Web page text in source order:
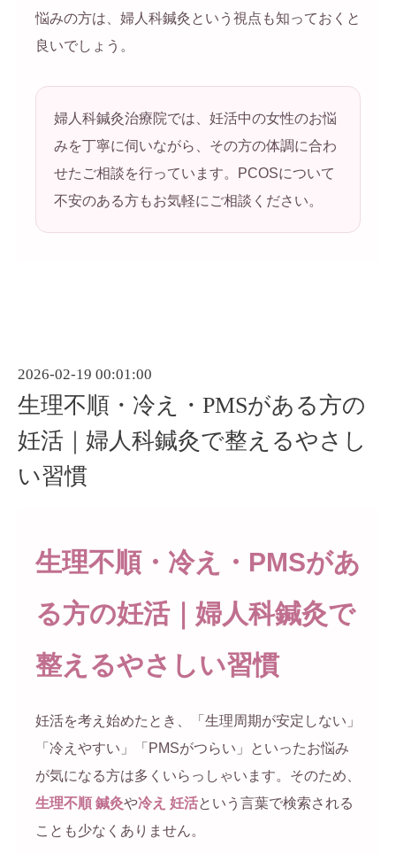
悩みの方は、婦人科鍼灸という視点も知っておくと
良いでしょう。
婦人科鍼灸治療院では、妊活中の女性のお悩
みを丁寧に伺いながら、その方の体調に合わ
せたご相談を行っています。PCOSについて
不安のある方もお気軽にご相談ください。
2026-02-19 00:01:00
生理不順・冷え・PMSがある方の
妊活｜婦人科鍼灸で整えるやさし
い習慣
生理不順・冷え・PMSがあ
る方の妊活｜婦人科鍼灸で
整えるやさしい習慣
妊活を考え始めたとき、「生理周期が安定しない」
「冷えやすい」「PMSがつらい」といったお悩み
が気になる方は多くいらっしゃいます。そのため、
生理不順 鍼灸や冷え 妊活という言葉で検索される
ことも少なくありません。